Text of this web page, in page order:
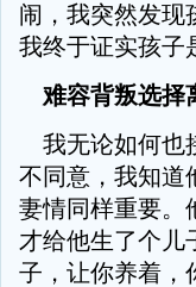
闹，我突然发
我终于证实孩子
难容背叛选择
我无论如何也
不同意，我知道
妻情同样重要。
才给他生了个儿
子，让你养着，